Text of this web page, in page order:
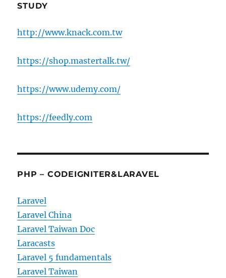
STUDY
http://www.knack.com.tw
https://shop.mastertalk.tw/
https://www.udemy.com/
https://feedly.com
PHP – CODEIGNITER&LARAVEL
Laravel
Laravel China
Laravel Taiwan Doc
Laracasts
Laravel 5 fundamentals
Laravel Taiwan